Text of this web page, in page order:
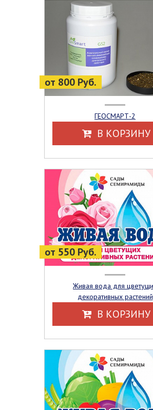
от 800 Руб.
ГЕОСМАРТ-2
В КОРЗИНУ
от 550 Руб.
Живая вода для цветущих
декоративных растений
В КОРЗИНУ